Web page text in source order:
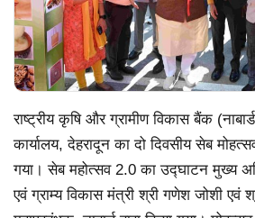
राष्ट्रीय कृषि और ग्रामीण विकास बैंक
कार्यालय, देहरादून का दो दिवसीय सेब
गया। सेब महोत्सव 2.0 का उद्घाटन मुख्य
एवं ग्राम्य विकास मंत्री श्री गणेश जोशी एवं